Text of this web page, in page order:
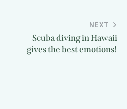
NEXT
Scuba diving in Hawaii
gives the best emotions!